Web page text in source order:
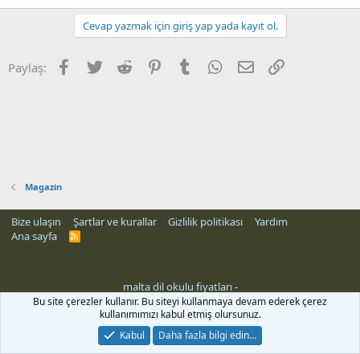
Cevap yazmak için giriş yap yada kayıt ol.
Paylaş: Facebook
Twitter Reddit PinterestTumblr WhatsApp
E-posta
Magazin
Bize ulaşın Şartlar ve kurallar Gizlilik politikası
Yardım
Ana sayfa
R
malta dil okulu fiyatları-
Bu site çerezler kullanır. Bu siteyi kullanmaya devam ederek çerez
kullanımımızı kabul etmiş olursunuz.
Kabul
Daha fazla bilgi edin…